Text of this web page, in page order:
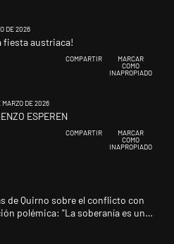
DE 2026
fiesta austriaca!
COMPARTIR
MARCAR
COMO
INAPROPIADO
MARZO DE 2026
ESPEREN
COMPARTIR
MARCAR
COMO
INAPROPIADO
con más comentarios en los últimos
título "Las inconsistencias de Quirno
de Quirno sobre el conflicto con
polémica: "La soberanía es un